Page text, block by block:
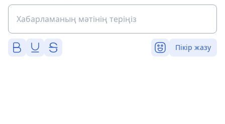
Пікір жазу